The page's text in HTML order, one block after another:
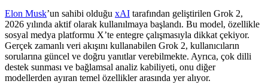
Elon Musk’un sahibi olduğu xAI tarafından geliştirilen Grok 2,
2026 yılında aktif olarak kullanılmaya başlandı. Bu model, özellikle
sosyal medya platformu X’te entegre çalışmasıyla dikkat çekiyor.
Gerçek zamanlı veri akışını kullanabilen Grok 2, kullanıcıların
sorularına güncel ve doğru yanıtlar verebilmekte. Ayrıca, çok dilli
destek sunması ve bağlamsal analiz kabiliyeti, onu diğer
modellerden ayıran temel özellikler arasında yer alıyor.